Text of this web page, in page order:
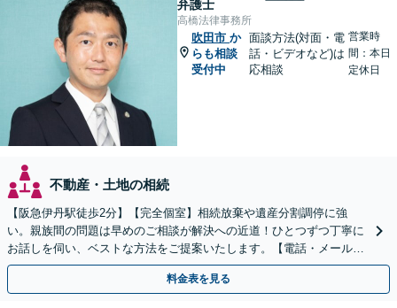
弁護士
高橋法律事務所
吹田市 か
らも相談
受付中
面談方法(対面・電
話・ビデオなど)は
応相談
営業時
間：本日
定休日
不動産・土地の相続
【阪急伊丹駅徒歩2分】【完全個室】相続放棄や遺産分割調停に強
い。親族間の問題は早めのご相談が解決への近道！ひとつずつ丁寧に
お話しを伺い、ベストな方法をご提案いたします。【電話・メール相
談初回無料】【休日夜間対応可】【オンライン可能】
料金表を見る